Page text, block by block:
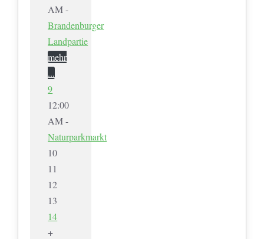
AM -
Brandenburger
Landpartie
mehr
...
9
12:00
AM -
Naturparkmarkt
10
11
12
13
14
+